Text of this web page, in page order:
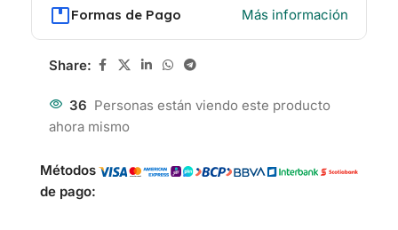
Formas de Pago Más información
Share:
36 Personas están viendo este producto
ahora mismo
Métodos
de pago: